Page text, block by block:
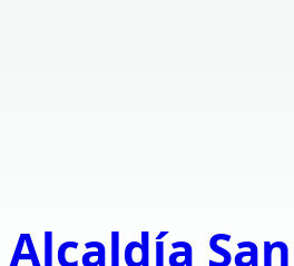
Alcaldía San